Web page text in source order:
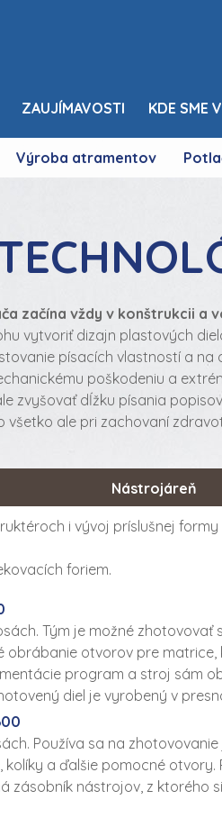
ZAUJÍMAVOSTI KDE SME
Výroba atramentov
začína vždy v konštrukcii a
vytvoriť dizajn plastových
písacích vlastností a
poškodeniu a
zvyšovať dĺžku písania
všetko ale pri zachovaní
Nástrojáreň
i vývoj príslušnej
foriem.
Tým je možné
otvorov pre
program a stroj sám
diel je vyrobený v
Používa sa na
a ďalšie pomocné
nástrojov, z ktorého